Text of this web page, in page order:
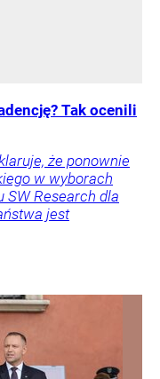
Tak ocenili
że ponownie
w wyborach
SW Research dla
jest